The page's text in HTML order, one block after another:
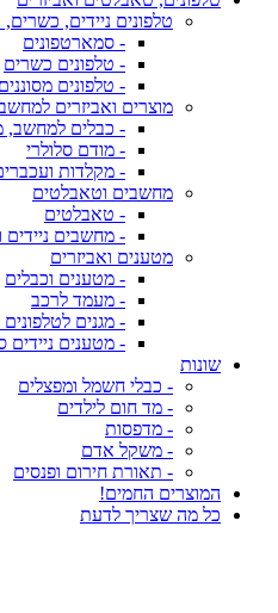
טלפונים ניידים,
- סמארטפונים
- טלפונים כשרים
- טלפונים מסוננים
מוצרים ואביזרים
- כבלים למחשב,
- מודם סלולרי
- מקלדות
מחשבים וטאבלטים
- טאבלטים
- מחשבים ניידים
מטענים ואביזרים
- מטענים וכבלים
- מעמד לרכב
- מגנים לטלפונים
- מטענים ניידים
שונות
- כבלי חשמל ומפצלים
- מד חום לילדים
- מדפסות
- משקל אדם
- תאורת חירום ופנסים
המוצרים החמים!
כל מה שצריך לדעת